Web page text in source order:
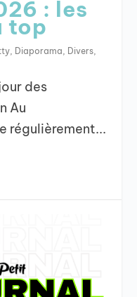
: les
top
, Diaporama, Divers,
des
Au
régulièrement...